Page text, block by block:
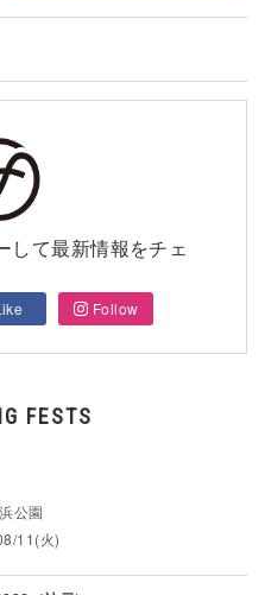
して最新情報をチェ
Follow
FESTS
公園
11(火)